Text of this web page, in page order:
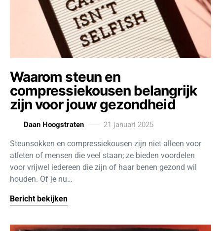
Waarom steun en
compressiekousen belangrijk
zijn voor jouw gezondheid
Daan Hoogstraten 21 januari 2025
Steunsokken en compressiekousen zijn niet alleen voor
atleten of mensen die veel staan; ze bieden voordelen
voor vrijwel iedereen die zijn of haar benen gezond wil
houden. Of je nu…
Bericht bekijken